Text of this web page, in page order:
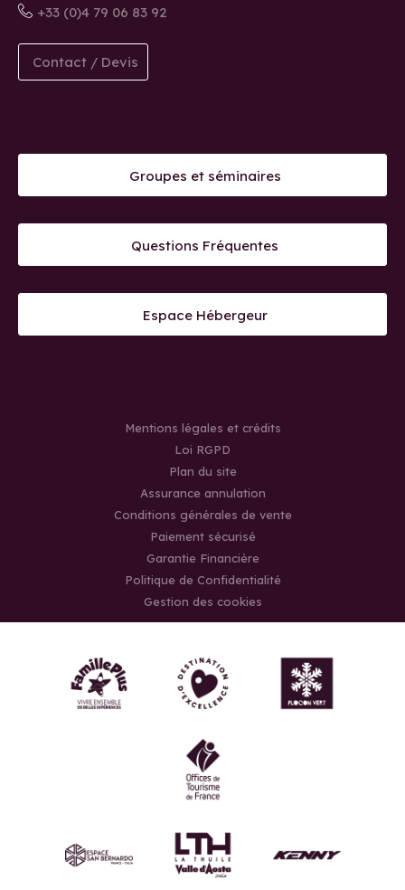
+33 (0)4 79 06 83 92
Contact / Devis
Groupes et séminaires
Questions Fréquentes
Espace Hébergeur
Mentions légales et crédits
Loi RGPD
Plan du site
Assurance annulation
Conditions générales de vente
Paiement sécurisé
Garantie Financière
Politique de Confidentialité
Gestion des cookies